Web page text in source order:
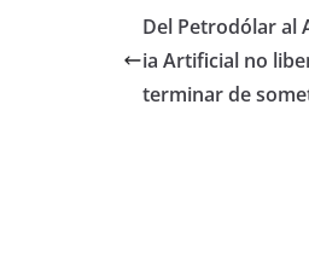
Del Petrodólar al
ia Artificial no
terminar de